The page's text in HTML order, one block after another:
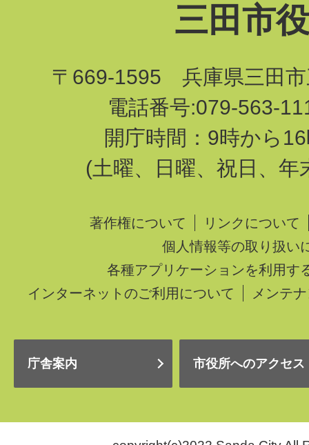
三田市
〒669-1595 兵庫県三田市
電話番号:079-563-
開庁時間：9時から
(土曜、日曜、祝日、年
著作権について
リンクについて
個人情報等の取り扱い
各種アプリケーションを利用す
インターネットのご利用について
メンテ
庁舎案内 市役所へのアクセス